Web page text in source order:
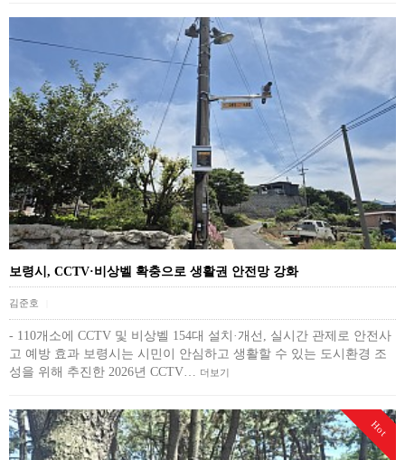
보령시, CCTV·비상벨 확충으로 생활권 안전망 강화
김준호
- 110개소에 CCTV 및 비상벨 154대 설치·개선, 실시간 관제로 안전사
고 예방 효과 보령시는 시민이 안심하고 생활할 수 있는 도시환경 조
성을 위해 추진한 2026년 CCTV…
더보기
Hot